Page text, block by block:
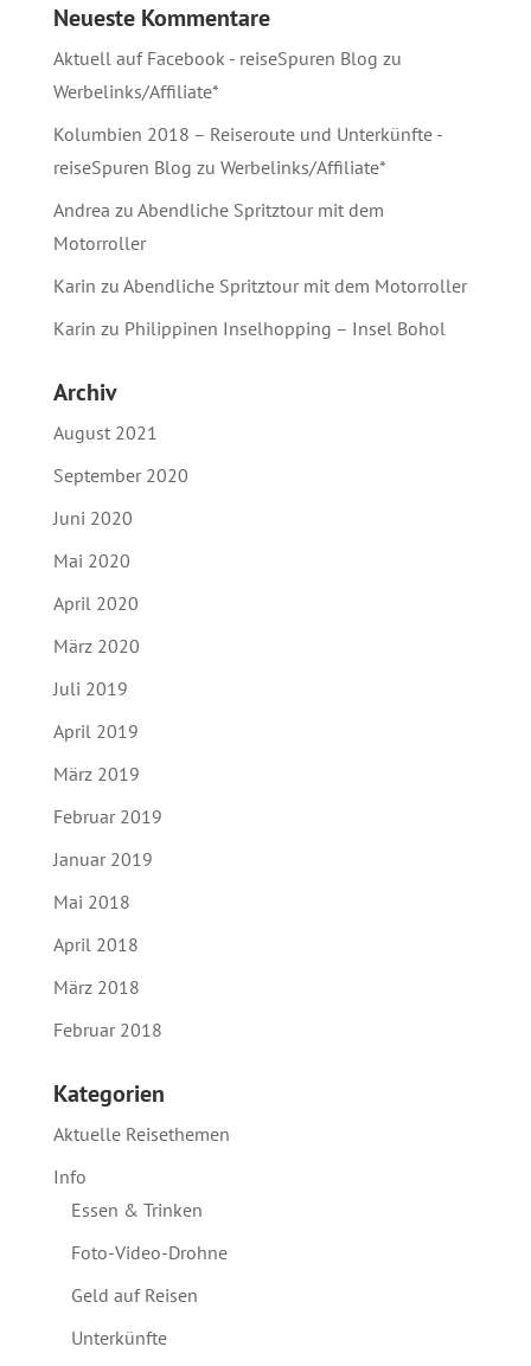
Neueste Kommentare
Aktuell auf Facebook - reiseSpuren Blog zu
Werbelinks/Affiliate*
Kolumbien 2018 – Reiseroute und Unterkünfte -
reiseSpuren Blog zu Werbelinks/Affiliate*
Andrea zu Abendliche Spritztour mit dem
Motorroller
Karin zu Abendliche Spritztour mit dem Motorroller
Karin zu Philippinen Inselhopping – Insel Bohol
Archiv
August 2021
September 2020
Juni 2020
Mai 2020
April 2020
März 2020
Juli 2019
April 2019
März 2019
Februar 2019
Januar 2019
Mai 2018
April 2018
März 2018
Februar 2018
Kategorien
Aktuelle Reisethemen
Info
Essen & Trinken
Foto-Video-Drohne
Geld auf Reisen
Unterkünfte